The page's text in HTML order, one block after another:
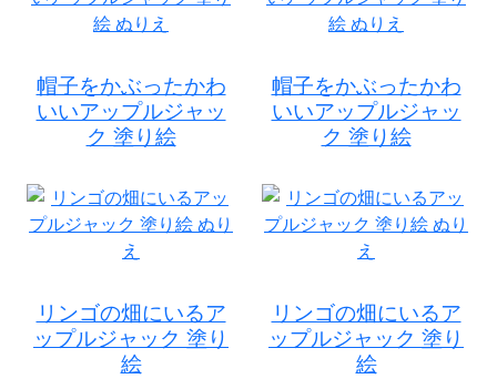
帽子をかぶったかわ
いいアップルジャッ
ク 塗り絵
帽子をかぶったかわ
いいアップルジャッ
ク 塗り絵
リンゴの畑にいるア
ップルジャック 塗り
絵
リンゴの畑にいるア
ップルジャック 塗り
絵